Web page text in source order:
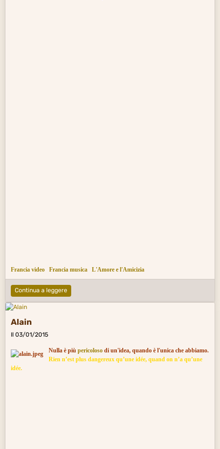
Francia video Francia musica L'Amore e l'Amicizia
Continua a leggere
Alain
Il 03/01/2015
Nulla è più pericolosodi un'idea, quando è l'unica che abbiamo.
Rien n’est plus dangereux qu’une idée, quand on n’a qu’une
idée.